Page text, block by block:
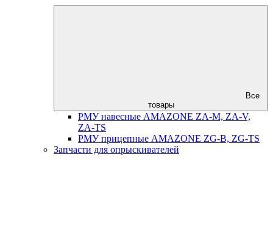
Все
товары
РМУ навесные AMAZONE ZA-M, ZA-V,
ZA-TS
РМУ прицепные AMAZONE ZG-B, ZG-TS
Запчасти для опрыскивателей